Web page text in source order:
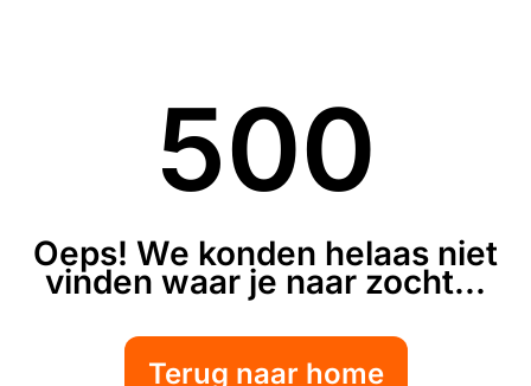
500
Oeps! We konden helaas niet
vinden waar je naar zocht...
Terug naar home